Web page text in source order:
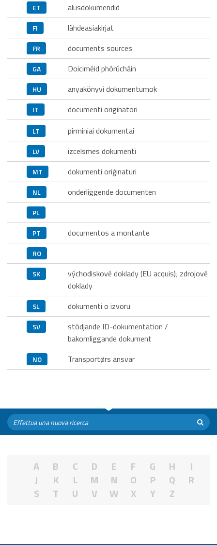
ET alusdokumendid
FI lähdeasiakirjat
FR documents sources
GA Doiciméid phórúcháin
HU anyakönyvi dokumentumok
IT documenti originatori
LT pirminiai dokumentai
LV izcelsmes dokumenti
MT dokumenti oriġinaturi
NL onderliggende documenten
PL
PT
documentos a montante
RO
SK
východiskové doklady (EU acquis); zdrojové
doklady
SL dokumenti o izvoru
SV
stödjande ID-dokumentation /
bakomliggande dokument
NO Transportørs ansvar
A B C D E F G H
I
J
K L M N O P Q
R
S
T U V W X Y Z